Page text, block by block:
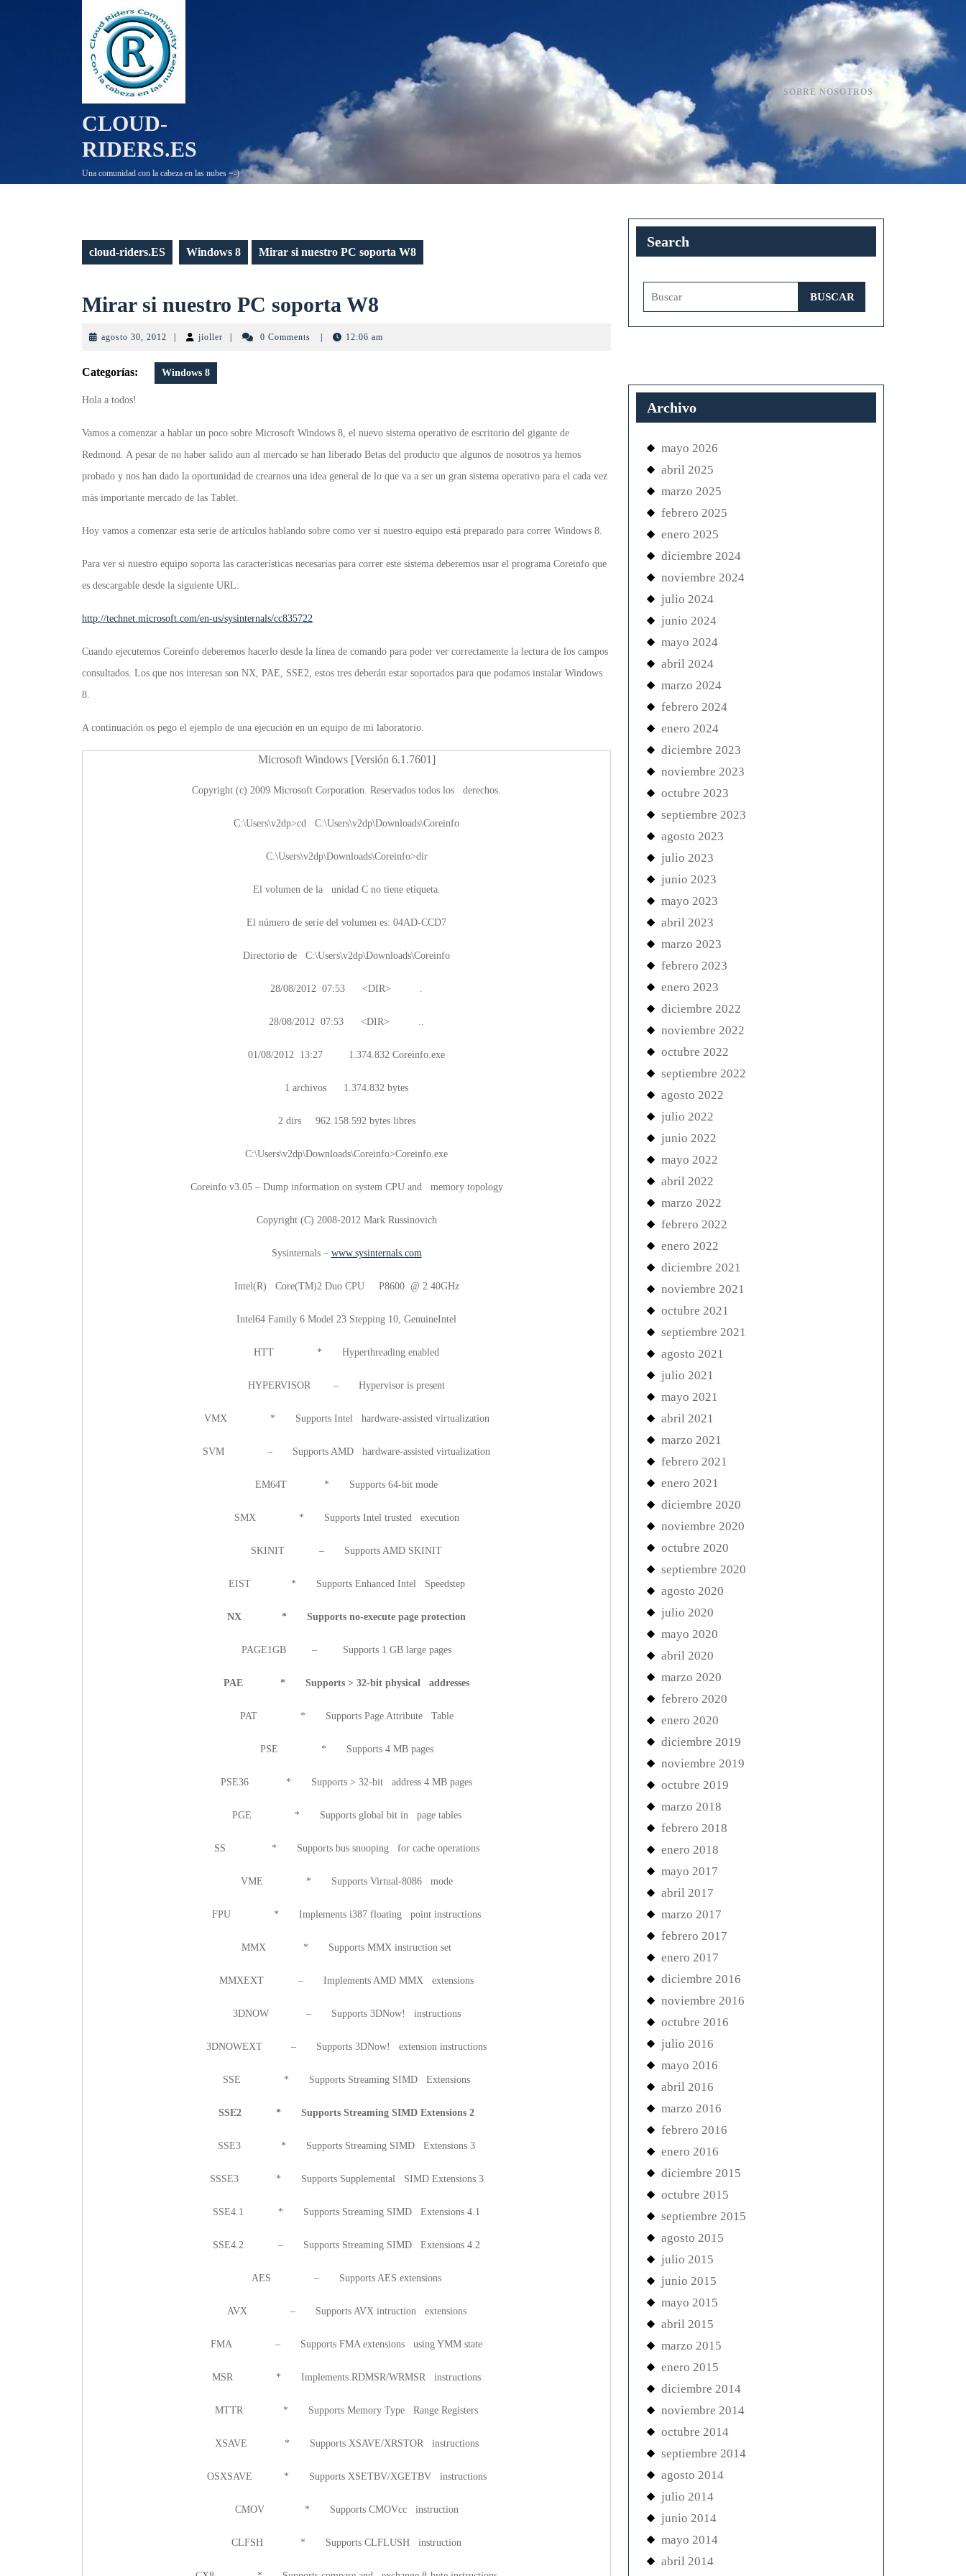
CLOUD-
RIDERS.ES
Una comunidad con la cabeza en las nubes =-)
SOBRE NOSOTROS
cloud-riders.ES Windows 8 Mirar si nuestro PC soporta W8
Mirar si nuestro PC soporta W8
si
W8
agosto 30, 2012 agosto
2012
jioller jioller 0 Comments 12:06 am
Categorías: Windows 8
Hola a todos!
Vamos a comenzar a hablar un poco sobre Microsoft Windows 8, el nuevo sistema operativo de escritorio del gigante de
Redmond. A pesar de no haber salido aun al mercado se han liberado Betas del producto que algunos de nosotros ya hemos
probado y nos han dado la oportunidad de crearnos una idea general de lo que va a ser un gran sistema operativo para el cada vez
más importante mercado de las Tablet.
Hoy vamos a comenzar esta serie de artículos hablando sobre como ver si nuestro equipo está preparado para correr Windows 8.
Para ver si nuestro equipo soporta las características necesarias para correr este sistema deberemos usar el programa Coreinfo que
es descargable desde la siguiente URL:
http://technet.microsoft.com/en-us/sysinternals/cc835722
Cuando ejecutemos Coreinfo deberemos hacerlo desde la línea de comando para poder ver correctamente la lectura de los campos
consultados. Los que nos interesan son NX, PAE, SSE2, estos tres deberán estar soportados para que podamos instalar Windows
8.
A continuación os pego el ejemplo de una ejecución en un equipo de mi laboratorio.
Microsoft Windows [Versión 6.1.7601]
Copyright (c) 2009 Microsoft Corporation. Reservados todos los derechos.
C:\Users\v2dp>cd C:\Users\v2dp\Downloads\Coreinfo
C:\Users\v2dp\Downloads\Coreinfo>dir
El volumen de la unidad C no tiene etiqueta.
El número de serie del volumen es: 04AD-CCD7
Directorio de C:\Users\v2dp\Downloads\Coreinfo
28/08/2012 07:53 <DIR> .
28/08/2012 07:53 <DIR> ..
01/08/2012 13:27 1.374.832 Coreinfo.exe
1 archivos 1.374.832 bytes
2 dirs 962.158.592 bytes libres
C:\Users\v2dp\Downloads\Coreinfo>Coreinfo.exe
Coreinfo v3.05 – Dump information on system CPU and memory topology
Copyright (C) 2008-2012 Mark Russinovich
Sysinternals – www.sysinternals.com
Intel(R) Core(TM)2 Duo CPU P8600 @ 2.40GHz
Intel64 Family 6 Model 23 Stepping 10, GenuineIntel
HTT * Hyperthreading enabled
HYPERVISOR – Hypervisor is present
VMX * Supports Intel hardware-assisted virtualization
SVM – Supports AMD hardware-assisted virtualization
EM64T * Supports 64-bit mode
SMX * Supports Intel trusted execution
SKINIT – Supports AMD SKINIT
EIST * Supports Enhanced Intel Speedstep
NX * Supports no-execute page protection
PAGE1GB – Supports 1 GB large pages
PAE * Supports > 32-bit physical addresses
PAT * Supports Page Attribute Table
PSE * Supports 4 MB pages
PSE36 * Supports > 32-bit address 4 MB pages
PGE * Supports global bit in page tables
SS * Supports bus snooping for cache operations
VME * Supports Virtual-8086 mode
FPU * Implements i387 floating point instructions
MMX * Supports MMX instruction set
MMXEXT – Implements AMD MMX extensions
3DNOW – Supports 3DNow! instructions
3DNOWEXT – Supports 3DNow! extension instructions
SSE * Supports Streaming SIMD Extensions
SSE2 * Supports Streaming SIMD Extensions 2
SSE3 * Supports Streaming SIMD Extensions 3
SSSE3 * Supports Supplemental SIMD Extensions 3
SSE4.1 * Supports Streaming SIMD Extensions 4.1
SSE4.2 – Supports Streaming SIMD Extensions 4.2
AES – Supports AES extensions
AVX – Supports AVX intruction extensions
FMA – Supports FMA extensions using YMM state
MSR * Implements RDMSR/WRMSR instructions
MTTR * Supports Memory Type Range Registers
XSAVE * Supports XSAVE/XRSTOR instructions
OSXSAVE * Supports XSETBV/XGETBV instructions
CMOV * Supports CMOVcc instruction
CLFSH * Supports CLFLUSH instruction
Search
Archivo
mayo 2026
abril 2025
marzo 2025
febrero 2025
enero 2025
diciembre 2024
noviembre 2024
julio 2024
junio 2024
mayo 2024
abril 2024
marzo 2024
febrero 2024
enero 2024
diciembre 2023
noviembre 2023
octubre 2023
septiembre 2023
agosto 2023
julio 2023
junio 2023
mayo 2023
abril 2023
marzo 2023
febrero 2023
enero 2023
diciembre 2022
noviembre 2022
octubre 2022
septiembre 2022
agosto 2022
julio 2022
junio 2022
mayo 2022
abril 2022
marzo 2022
febrero 2022
enero 2022
diciembre 2021
noviembre 2021
octubre 2021
septiembre 2021
agosto 2021
julio 2021
mayo 2021
abril 2021
marzo 2021
febrero 2021
enero 2021
diciembre 2020
noviembre 2020
octubre 2020
septiembre 2020
agosto 2020
julio 2020
mayo 2020
abril 2020
marzo 2020
febrero 2020
enero 2020
diciembre 2019
noviembre 2019
octubre 2019
marzo 2018
febrero 2018
enero 2018
mayo 2017
abril 2017
marzo 2017
febrero 2017
enero 2017
diciembre 2016
noviembre 2016
octubre 2016
julio 2016
mayo 2016
abril 2016
marzo 2016
febrero 2016
enero 2016
diciembre 2015
octubre 2015
septiembre 2015
agosto 2015
julio 2015
junio 2015
mayo 2015
abril 2015
marzo 2015
enero 2015
diciembre 2014
noviembre 2014
octubre 2014
septiembre 2014
agosto 2014
julio 2014
junio 2014
mayo 2014
abril 2014